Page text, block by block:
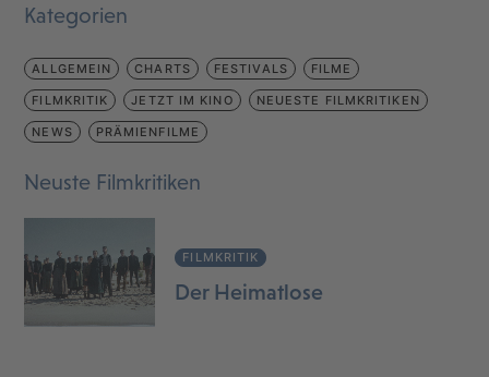
Kategorien
ALLGEMEIN CHARTS FESTIVALS FILME
FILMKRITIK JETZT IM KINO NEUESTE FILMKRITIKEN
NEWS PRÄMIENFILME
Neuste Filmkritiken
FILMKRITIK
Der Heimatlose